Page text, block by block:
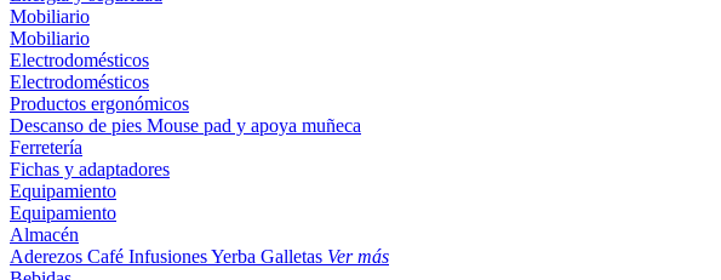
Mobiliario
Mobiliario
Electrodomésticos
Electrodomésticos
Productos ergonómicos
Descanso de pies Mouse pad y apoya muñeca
Ferretería
Fichas y adaptadores
Equipamiento
Equipamiento
Almacén
Aderezos Café InfusionesYerba Galletas Ver más